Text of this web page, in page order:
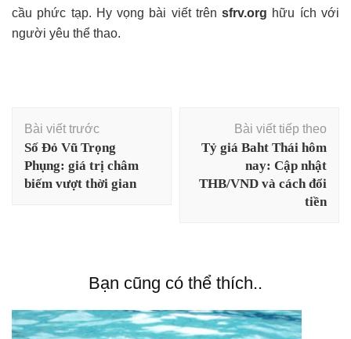
cầu phức tạp. Hy vọng bài viết trênsfrv.org hữu ích với
người yêu thể thao.
hướng
bài
viết
Bài viết trước
Số Đỏ Vũ Trọng
Phụng: giá trị châm
biếm vượt thời gian
Bài viết tiếp theo
Tỷ giá Baht Thái hôm
nay: Cập nhật
THB/VND và cách đổi
tiền
Bạn cũng có thể thích..